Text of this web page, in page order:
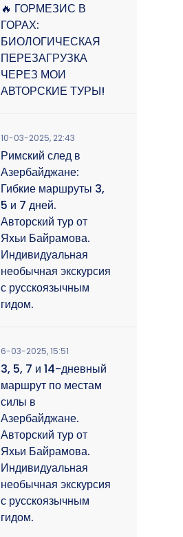
🔥 ГОРМЕЗИС В
ГОРАХ:
БИОЛОГИЧЕСКАЯ
ПЕРЕЗАГРУЗКА
ЧЕРЕЗ МОИ
АВТОРСКИЕ ТУРЫ!
10-03-2025, 22:43
Римский след в
Азербайджане:
Гибкие маршруты 3,
5 и 7 дней.
Авторский тур от
Яхьи Байрамова.
Индивидуальная
необычная экскурсия
с русскоязычным
гидом.
6-03-2025, 15:51
3, 5, 7 и 14-дневный
маршрут по местам
силы в
Азербайджане.
Авторский тур от
Яхьи Байрамова.
Индивидуальная
необычная экскурсия
с русскоязычным
гидом.